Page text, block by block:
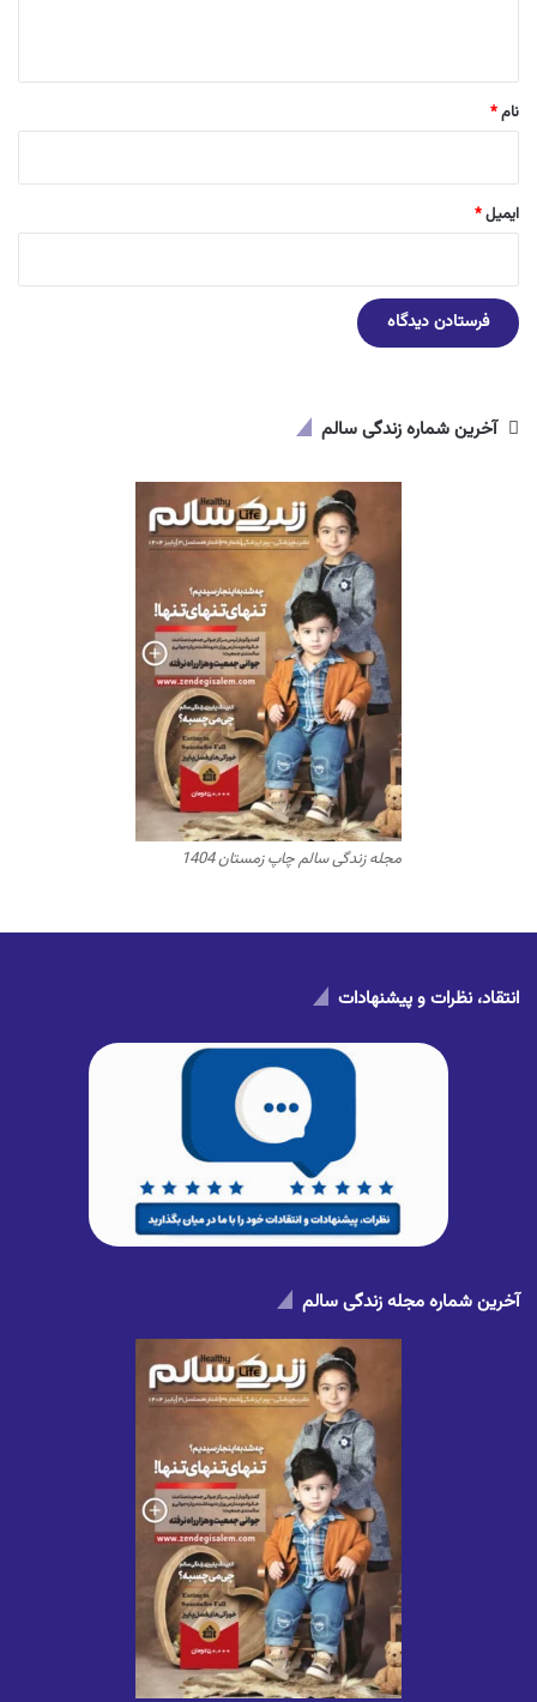
نام*
ایمیل*
آخرین شماره زندگی سالم
مجله زندگی سالم چاپ زمستان 1404
انتقاد، نظرات و پیشنهادات
آخرین شماره مجله زندگی سالم